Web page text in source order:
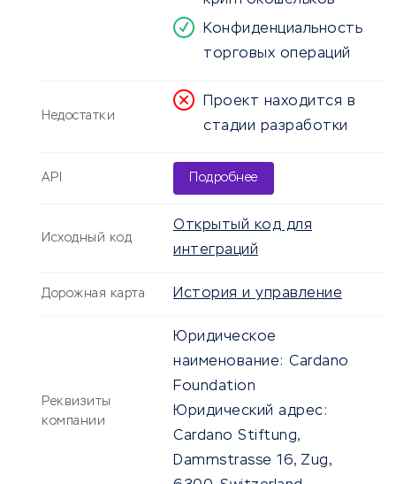
Конфиденциальность
торговых операций
Недостатки
Проект находится в
стадии разработки
API Подробнее
Исходный код
Открытый код для
интеграций
Дорожная карта История и управление
Реквизиты
компании
Юридическое
наименование: Cardano
Foundation
Юридический адрес:
Cardano Stiftung,
Dammstrasse 16, Zug,